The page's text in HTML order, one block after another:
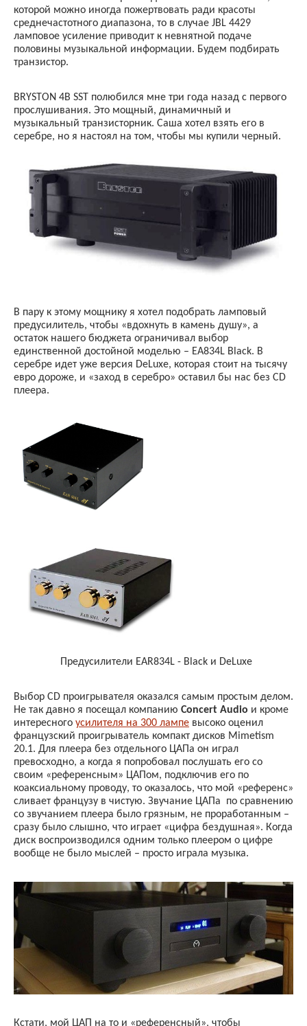
которой можно иногда пожертвовать ради красоты
среднечастотного диапазона, то в случае JBL 4429
ламповое усиление приводит к невнятной подаче
половины музыкальной информации. Будем подбирать
транзистор.
BRYSTON 4B SST полюбился мне три года назад с первого
прослушивания. Это мощный, динамичный и
музыкальный транзисторник. Саша хотел взять его в
серебре, но я настоял на том, чтобы мы купили черный.
В пару к этому мощнику я хотел подобрать ламповый
предусилитель, чтобы «вдохнуть в камень душу», а
остаток нашего бюджета ограничивал выбор
единственной достойной моделью – EA834L Black. В
серебре идет уже версия DeLuxe, которая стоит на тысячу
евро дороже, и «заход в серебро» оставил бы нас без CD
плеера.
Предусилители EAR834L - Black и DeLuxe
Выбор CD проигрывателя оказался самым простым делом.
Не так давно я посещал компанию Concert Audio и кроме
интересного усилителя на 300 лампе высоко оценил
французский проигрыватель компакт дисков Mimetism
20.1. Для плеера без отдельного ЦАПа он играл
превосходно, а когда я попробовал послушать его со
своим «референсным» ЦАПом, подключив его по
коаксиальному проводу, то оказалось, что мой «референс»
сливает французу в чистую. Звучание ЦАПа
по сравнению
со звучанием плеера было грязным, не проработанным –
сразу было слышно, что играет «цифра бездушная». Когда
диск воспроизводился одним только плеером о цифре
вообще не было мыслей – просто играла музыка.
Кстати, мой ЦАП на то и «референсный», чтобы